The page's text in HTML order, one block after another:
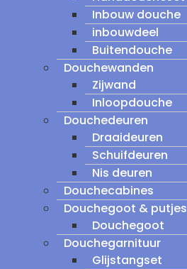
Inbouw douche
inbouwdeel
Buitendouche
Douchewanden
Zijwand
Inloopdouche
Douchedeuren
Draaideuren
Schuifdeuren
Nis deuren
Douchecabines
Douchegoot & putjes
Douchegoot
Douchegarnituur
Glijstangset